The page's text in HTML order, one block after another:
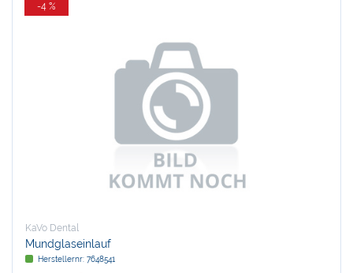
-4 %
KaVo Dental
Mundglaseinlauf
Herstellernr: 7648541